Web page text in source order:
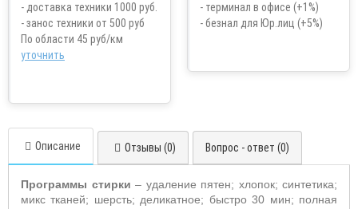
- доставка техники 1000 руб.
- занос техники от 500 руб
По области 45 руб/км
уточнить
- терминал в офисе (+1%)
- безнал для Юр.лиц (+5%)
Описание Отзывы (0) Вопрос - ответ (0)
Программы стирки – удаление пятен; хлопок; синтетика;
микс тканей; шерсть; деликатное; быстро 30 мин; полная